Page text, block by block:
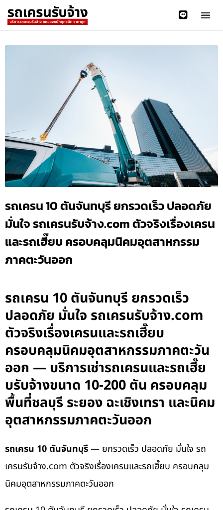
รถเครน 10 ตันจันทบุรี ยกรวดเร็ว ปลอดภัย
มั่นใจ รถเครนรับจ้าง.com ตัวจริงเรื่องเครน
และรถเฮี๊ยบ ครอบคลุมนิคมอุตสาหกรรม
ภาคตะวันออก
รถเครน 10 ตันจันทบุรี ยกรวดเร็ว
ปลอดภัย มั่นใจ รถเครนรับจ้าง.com
ตัวจริงเรื่องเครนและรถเฮี๊ยบ
ครอบคลุมนิคมอุตสาหกรรมภาคตะวัน
ออก — บริการเช่ารถเครนและรถเฮี๊ย
บรับจ้างขนาด 10-200 ตัน ครอบคลุม
พื้นที่ชลบุรี ระยอง ฉะเชิงเทรา และนิคม
อุตสาหกรรมภาคตะวันออก
รถเครน 10 ตันจันทบุรี— ยกรวดเร็ว ปลอดภัย มั่นใจ รถ
เครนรับจ้าง.com ตัวจริงเรื่องเครนและรถเฮี๊ยบ ครอบคลุม
นิคมอุตสาหกรรมภาคตะวันออก